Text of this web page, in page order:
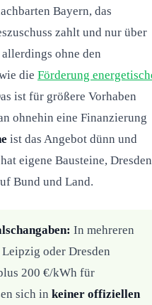
Bayern, das
zahlt und nur über
ohne den
die Förderung
ist für größere Vorhaben
ohnehin eine Finanzierung
ist das Angebot dünn und
eigene Bausteine, Dresden
Bund und Land.
In mehreren
oder Dresden
200 €/kWh für
sich in keiner offiziellen